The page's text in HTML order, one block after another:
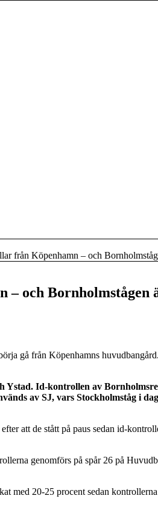
från Köpenhamn – och
– och Bornholmstågen
gå från Köpenhamns
Id-kontrollen av
av SJ, vars Stockholmståg i
att de stått på paus sedan id-
genomförs på spår 26 på
med 20-25 procent sedan